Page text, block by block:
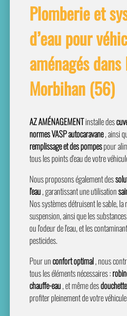
Plomberie et
d’eau pour
aménagés dans
Morbihan (56)
AZ AMÉNAGEMENTinstalle des
normes VASP autocaravane, ainsi
remplissage et des pompespour
tous les points d'eau de votre
Nous proposons également des
l'eau, garantissant une utilisation
Nos systèmes détruisent le sable,
suspension, ainsi que les
ou l'odeur de l'eau, et les
pesticides.
Pour unconfort optimal, nous
tous les éléments nécessaires :
chauffe-eau, et même des
profiter pleinement de votre